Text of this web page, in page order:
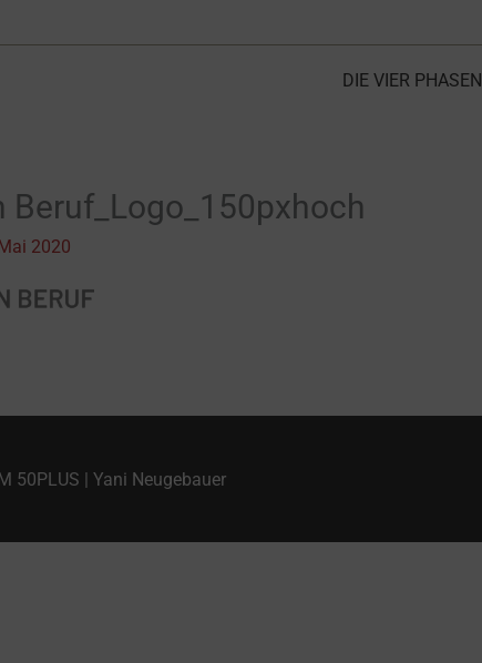
DIE VIER PHASEN
Beruf_Logo_150pxhoch
2020
50PLUS | Yani Neugebauer